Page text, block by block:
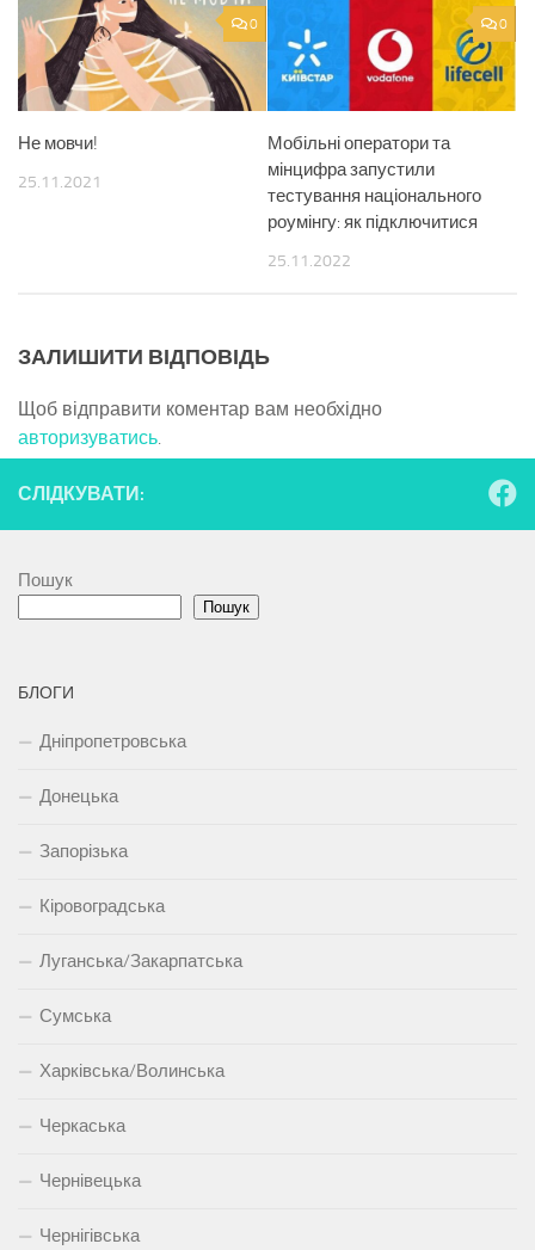
0
Не мовчи!
25.11.2021
0
Мобільні оператори та
мінцифра запустили
тестування національного
роумінгу: як підключитися
25.11.2022
ЗАЛИШИТИ ВІДПОВІДЬ
Щоб відправити коментар вам необхідно
авторизуватись.
СЛІДКУВАТИ:
Пошук
Пошук
БЛОГИ
Дніпропетровська
Донецька
Запорізька
Кіровоградська
Луганська/Закарпатська
Сумська
Харківська/Волинська
Черкаська
Чернівецька
Чернігівська